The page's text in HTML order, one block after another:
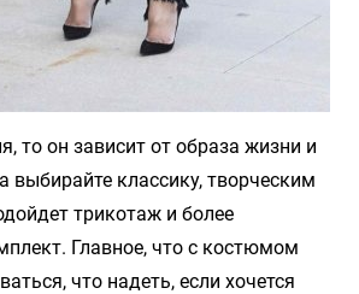
то он зависит от образа жизни и
выбирайте классику, творческим
трикотаж и более
Главное, что с костюмом
что надеть, если хочется